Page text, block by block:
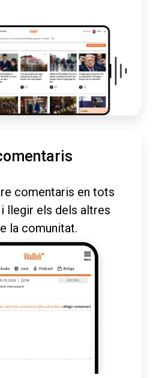
comentaris en tots
llegir els dels altres
la comunitat.